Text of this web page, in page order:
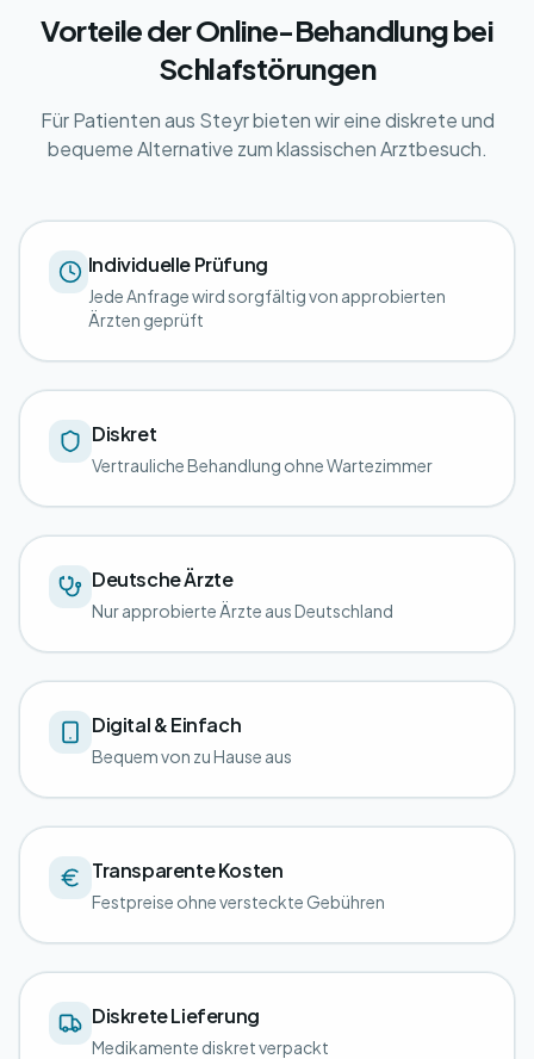
Vorteile der Online-Behandlung bei
Schlafstörungen
Für Patienten aus Steyr bieten wir eine diskrete und
bequeme Alternative zum klassischen Arztbesuch.
Individuelle Prüfung
Jede Anfrage wird sorgfältig von approbierten
Ärzten geprüft
Diskret
Vertrauliche Behandlung ohne Wartezimmer
Deutsche Ärzte
Nur approbierte Ärzte aus Deutschland
Digital & Einfach
Bequem von zu Hause aus
Transparente Kosten
Festpreise ohne versteckte Gebühren
Diskrete Lieferung
Medikamente diskret verpackt